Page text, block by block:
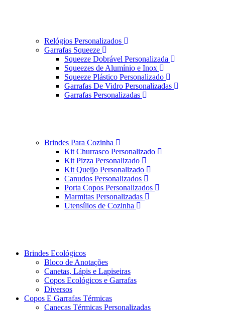
Relógios Personalizados
Garrafas Squeeze
Squeeze Dobrável Personalizada
Squeezes de Alumínio e Inox
Squeeze Plástico Personalizado
Garrafas De Vidro Personalizadas
Garrafas Personalizadas
Brindes Para Cozinha
Kit Churrasco Personalizado
Kit Pizza Personalizado
Kit Queijo Personalizado
Canudos Personalizados
Porta Copos Personalizados
Marmitas Personalizadas
Utensílios de Cozinha
Brindes Ecológicos
Bloco de Anotações
Canetas, Lápis e Lapiseiras
Copos Ecológicos e Garrafas
Diversos
Copos E Garrafas Térmicas
Canecas Térmicas Personalizadas